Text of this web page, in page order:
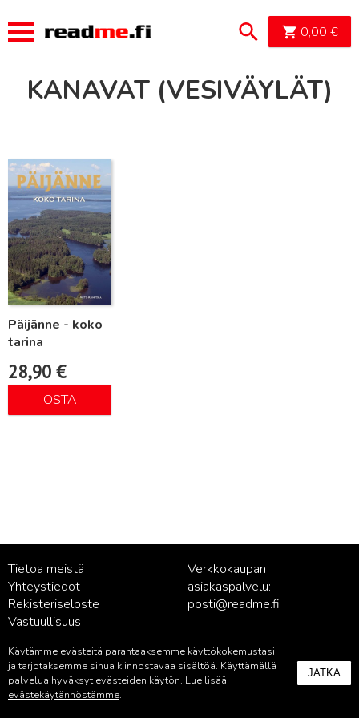
0,00 €
KANAVAT (VESIVÄYLÄT)
Päijänne - koko
tarina
28,90 €
OSTA
Lue lisää
Tietoa meistä
Yhteystiedot
Rekisteriseloste
Vastuullisuus
Verkkokaupan
asiakaspalvelu:
posti@readme.fi
Kustantamon asiakaspalvelu:
palvelu@readme.fi
Käytämme evästeitä parantaaksemme käyttökokemustasi
ja tarjotaksemme sinua kiinnostavaa sisältöä. Käyttämällä
palvelua hyväksyt evästeiden käytön. Lue lisää
evästekäytännöstämme.
JATKA